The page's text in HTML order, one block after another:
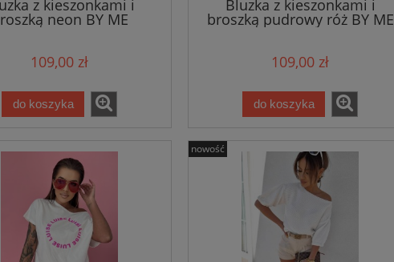
z kieszonkami i
neon BY ME
109,00 zł
do koszyka
Bluzka z kieszonkami i
broszką pudrowy róż BY ME
109,00 zł
do koszyka
nowość